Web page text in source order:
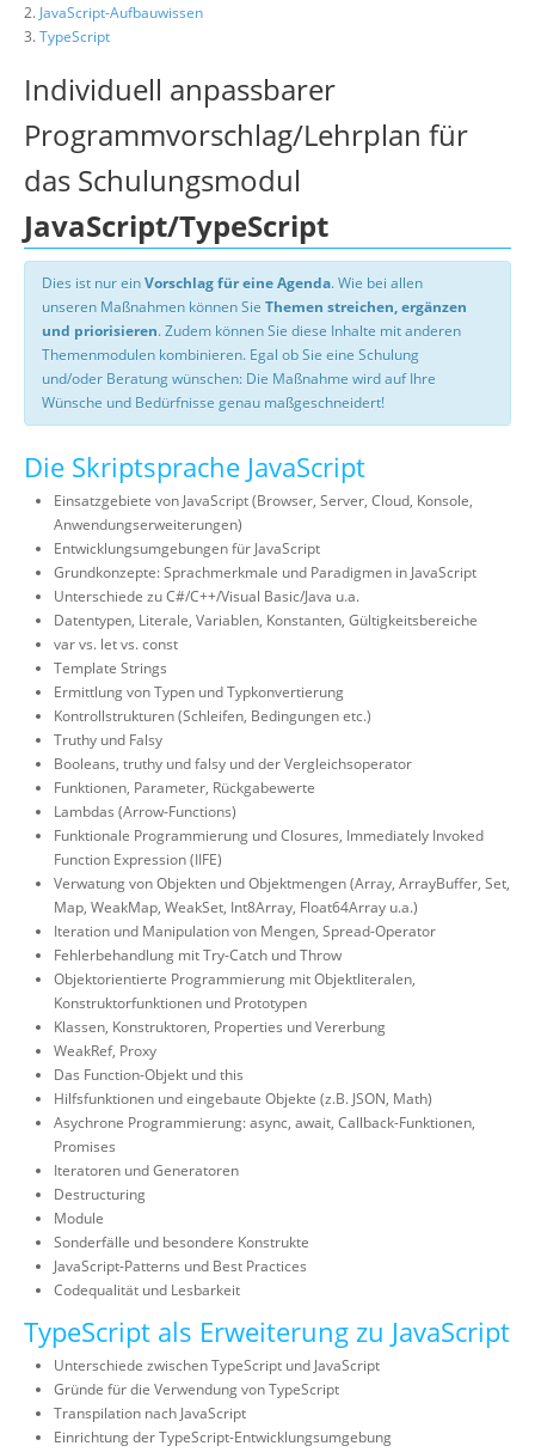
2. JavaScript-Aufbauwissen
3.TypeScript
Individuell anpassbarer
Programmvorschlag/Lehrplan für
das Schulungsmodul
JavaScript/TypeScript
Dies ist nur einVorschlag für eine Agenda. Wie bei allen
unseren Maßnahmen können Sie Themen streichen, ergänzen
und priorisieren. Zudem können Sie diese Inhalte mit anderen
Themenmodulen kombinieren. Egal ob Sie eine Schulung
und/oder Beratung wünschen: Die Maßnahme wird auf Ihre
Wünsche und Bedürfnisse genau maßgeschneidert!
Die Skriptsprache JavaScript
Einsatzgebiete von JavaScript (Browser, Server, Cloud, Konsole,
Anwendungserweiterungen)
Entwicklungsumgebungen für JavaScript
Grundkonzepte: Sprachmerkmale und Paradigmen in JavaScript
Unterschiede zu C#/C++/Visual Basic/Java u.a.
Datentypen, Literale, Variablen, Konstanten, Gültigkeitsbereiche
var vs. let vs. const
Template Strings
Ermittlung von Typen und Typkonvertierung
Kontrollstrukturen (Schleifen, Bedingungen etc.)
Truthy und Falsy
Booleans, truthy und falsy und der Vergleichsoperator
Funktionen, Parameter, Rückgabewerte
Lambdas (Arrow-Functions)
Funktionale Programmierung und Closures, Immediately Invoked
Function Expression (IIFE)
Verwatung von Objekten und Objektmengen (Array, ArrayBuffer, Set,
Map, WeakMap, WeakSet, Int8Array, Float64Array u.a.)
Iteration und Manipulation von Mengen, Spread-Operator
Fehlerbehandlung mit Try-Catch und Throw
Objektorientierte Programmierung mit Objektliteralen,
Konstruktorfunktionen und Prototypen
Klassen, Konstruktoren, Properties und Vererbung
WeakRef, Proxy
Das Function-Objekt und this
Hilfsfunktionen und eingebaute Objekte (z.B. JSON, Math)
Asychrone Programmierung: async, await, Callback-Funktionen,
Promises
Iteratoren und Generatoren
Destructuring
Module
Sonderfälle und besondere Konstrukte
JavaScript-Patterns und Best Practices
Codequalität und Lesbarkeit
TypeScript als Erweiterung zu JavaScript
Unterschiede zwischen TypeScript und JavaScript
Gründe für die Verwendung von TypeScript
Transpilation nach JavaScript
Einrichtung der TypeScript-Entwicklungsumgebung